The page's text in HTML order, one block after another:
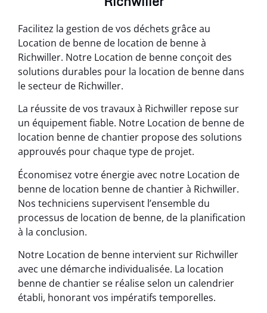
Facilitez la gestion de vos déchets grâce au
Location de benne de location de benne à
Richwiller. Notre Location de benne conçoit des
solutions durables pour la location de benne dans
le secteur de Richwiller.
La réussite de vos travaux à Richwiller repose sur
un équipement fiable. Notre Location de benne de
location benne de chantier propose des solutions
approuvés pour chaque type de projet.
Économisez votre énergie avec notre Location de
benne de location benne de chantier à Richwiller.
Nos techniciens supervisent l’ensemble du
processus de location de benne, de la planification
à la conclusion.
Notre Location de benne intervient sur Richwiller
avec une démarche individualisée. La location
benne de chantier se réalise selon un calendrier
établi, honorant vos impératifs temporelles.